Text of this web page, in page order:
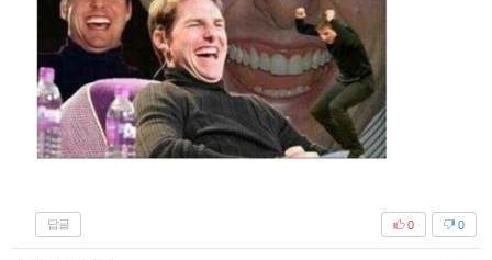
답글 0
0